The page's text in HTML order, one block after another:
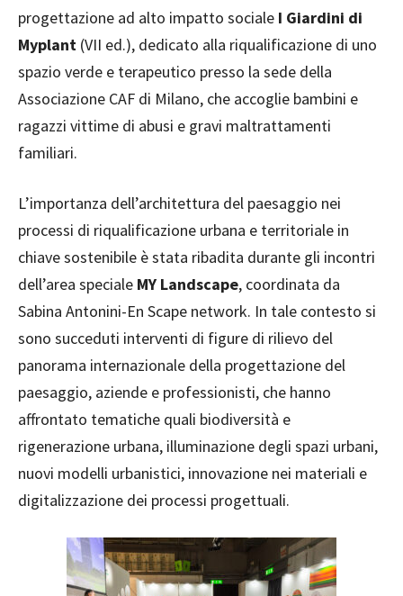
progettazione ad alto impatto sociale I Giardini di
Myplant (VII ed.), dedicato alla riqualificazione di uno
spazio verde e terapeutico presso la sede della
Associazione CAF di Milano, che accoglie bambini e
ragazzi vittime di abusi e gravi maltrattamenti
familiari.
L’importanza dell’architettura del paesaggio nei
processi di riqualificazione urbana e territoriale in
chiave sostenibile è stata ribadita durante gli incontri
dell’area speciale MY Landscape, coordinata da
Sabina Antonini-En Scape network. In tale contesto si
sono succeduti interventi di figure di rilievo del
panorama internazionale della progettazione del
paesaggio, aziende e professionisti, che hanno
affrontato tematiche quali biodiversità e
rigenerazione urbana, illuminazione degli spazi urbani,
nuovi modelli urbanistici, innovazione nei materiali e
digitalizzazione dei processi progettuali.